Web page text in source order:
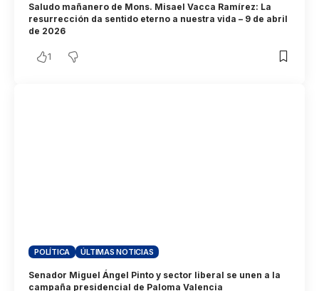
Saludo mañanero de Mons. Misael Vacca Ramírez: La
resurrección da sentido eterno a nuestra vida – 9 de abril
de 2026
1
POLÍTICA ÚLTIMAS NOTICIAS
Senador Miguel Ángel Pinto y sector liberal se unen a la
campaña presidencial de Paloma Valencia